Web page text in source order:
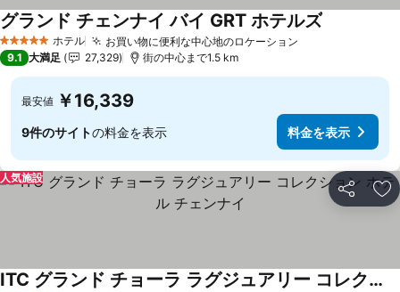
5 ホテルのランク
ホテル お買い物に便利な中心地のロケーション
グランド チェンナイ バイ GRT ホテルズ
9.1 大満足 27,329 街の中心まで1.5 km
最安値 ￥16,339
9件のサイトの料金を表示 料金を表示
シェア お
人気施設
ITC グランド チョーラ ラグジュアリー コレクション ホテル チェンナイ